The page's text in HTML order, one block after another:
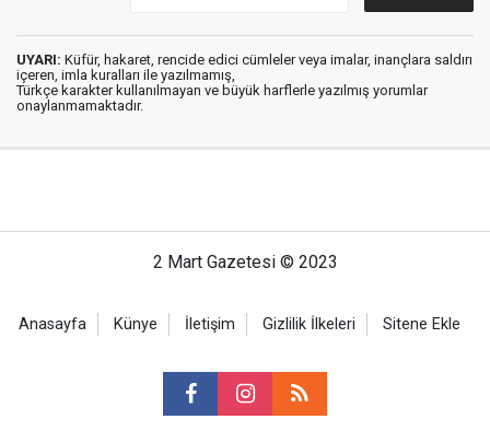
UYARI: Küfür, hakaret, rencide edici cümleler veya imalar, inançlara saldırı
içeren, imla kuralları ile yazılmamış,
Türkçe karakter kullanılmayan ve büyük harflerle yazılmış yorumlar
onaylanmamaktadır.
2 Mart Gazetesi © 2023
Anasayfa Künye İletişim Gizlilik İlkeleri Sitene Ekle